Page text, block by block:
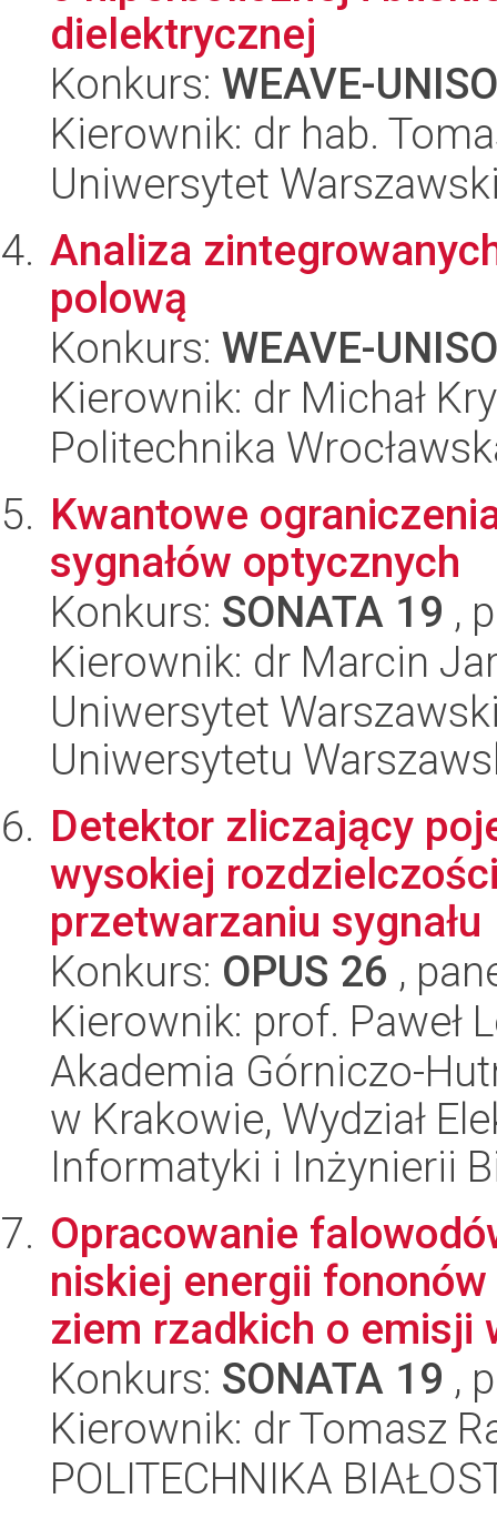
dielektrycznej
Konkurs: WEAVE-
Kierownik: dr hab.
Uniwersytet
Analiza
polową
Konkurs: WEAVE-
Kierownik: dr Michał
Politechnika
Kwantowe
sygnałów optycznych
Konkurs: SONATA 19 ,
Kierownik: dr Marcin
Uniwersytet
Uniwersytetu
Detektor zliczający
wysokiej
przetwarzaniu sygnału
Konkurs: OPUS 26 ,
Kierownik: prof. Paweł
Akademia Górniczo-
w Krakowie, Wydział
Informatyki i Inżynierii
Opracowanie
niskiej energii
ziem rzadkich o emisji
Konkurs: SONATA 19 ,
Kierownik: dr Tomasz
POLITECHNIKA